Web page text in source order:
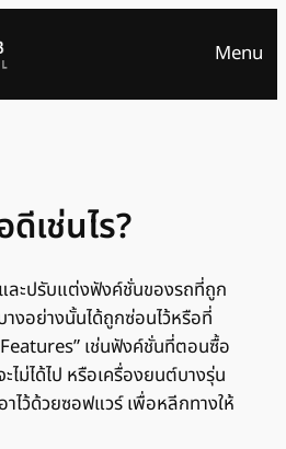
Menu
เช่นไร?
ละปรับแต่งฟังค์ชั่นของรถที่ถูก
งอย่างนั้นได้ถูกซ่อนไว้หรือที่
เช่นฟังค์ชั่นที่ตอนซื้อ
ไม่ได้ไป หรือเครื่องยนต์บางรุ่น
ไว้ด้วยซอฟแวร์ เพื่อหลีกทางให้